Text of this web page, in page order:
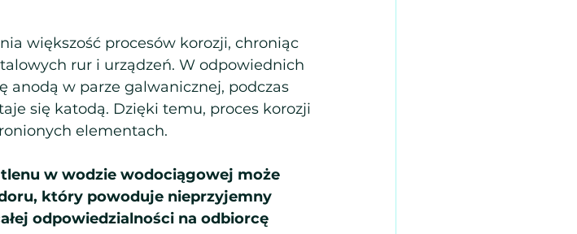
większość procesów korozji, chroniąc
rur i urządzeń. W odpowiednich
anodą w parze galwanicznej, podczas
się katodą. Dzięki temu, proces korozji
elementach.
w wodzie wodociągowej może
który powoduje nieprzyjemny
odpowiedzialności na odbiorcę